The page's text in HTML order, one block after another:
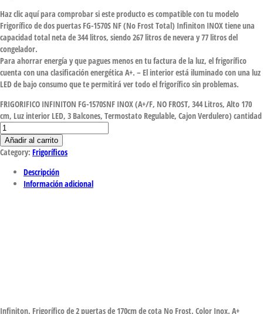
Haz clic aquí para comprobar si este producto es compatible con tu modelo
Frigorífico de dos puertas FG-1570S NF (No Frost Total) Infiniton INOX tiene una
capacidad total neta de 344 litros, siendo 267 litros de nevera y 77 litros del
congelador.
Para ahorrar energía y que pagues menos en tu factura de la luz, el frigorífico
cuenta con una clasificación energética A+. – El interior está iluminado con una luz
LED de bajo consumo que te permitirá ver todo el frigorífico sin problemas.
FRIGORIFICO INFINITON FG-1570SNF INOX (A+/F, NO FROST, 344 Litros, Alto 170
cm, Luz interior LED, 3 Balcones, Termostato Regulable, Cajon Verdulero) cantidad
Añadir al carrito
Category: Frigoríficos
Descripción
Información adicional
Infiniton. Frigorífico de 2 puertas de 170cm de cota No Frost. Color Inox. A+